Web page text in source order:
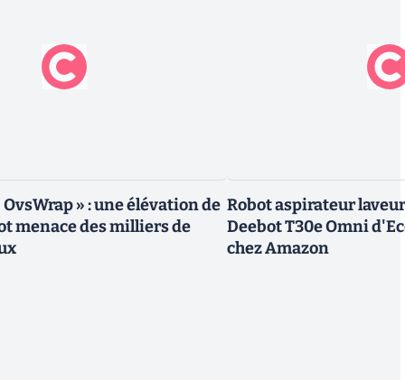
» : une élévation de
menace des milliers de
Robot aspirateur
Deebot T30e Omni
chez Amazon